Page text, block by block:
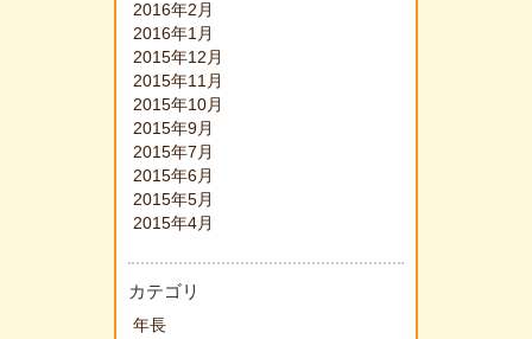
2016年2月
2016年1月
2015年12月
2015年11月
2015年10月
2015年9月
2015年7月
2015年6月
2015年5月
2015年4月
カテゴリ
年長